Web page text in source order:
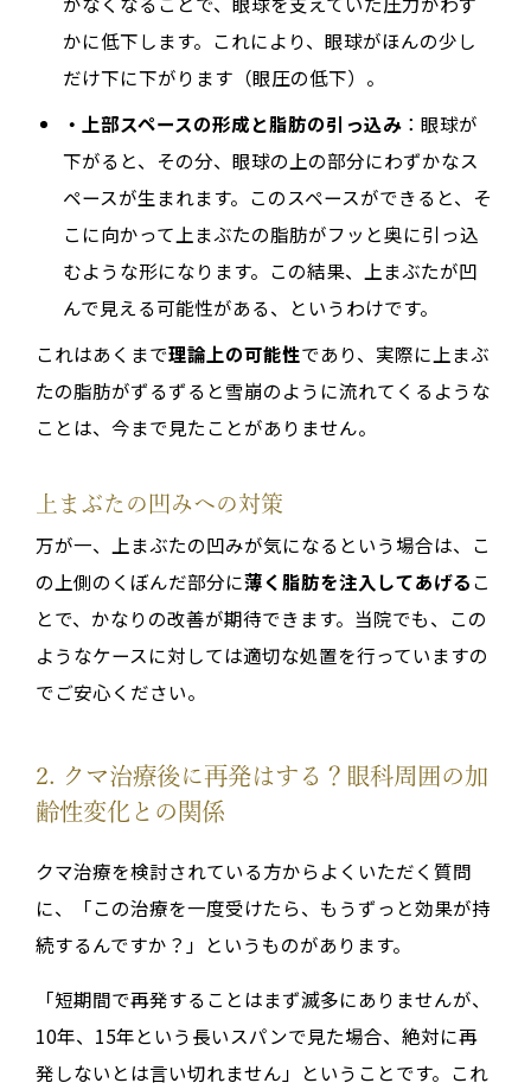
かに低下します。これにより、眼球がほんの少し
だけ下に下がります（眼圧の低下）。
・上部スペースの形成と脂肪の引っ込み ：眼球が
下がると、その分、眼球の上の部分にわずかなス
ペースが生まれます。このスペースができると、そ
こに向かって上まぶたの脂肪がフッと奥に引っ込
むような形になります。この結果、上まぶたが凹
んで見える可能性がある、というわけです。
これはあくまで理論上の可能性であり、実際に上まぶ
たの脂肪がずるずると雪崩のように流れてくるような
ことは、今まで見たことがありません。
上まぶたの凹みへの対策
万が一、上まぶたの凹みが気になるという場合は、こ
の上側のくぼんだ部分に薄く脂肪を注入してあげるこ
とで、かなりの改善が期待できます。当院でも、この
ようなケースに対しては適切な処置を行っていますの
でご安心ください。
2. クマ治療後に再発はする？眼科周囲の加
齢性変化との関係
クマ治療を検討されている方からよくいただく質問
に、「この治療を一度受けたら、もうずっと効果が持
続するんですか？」というものがあります。
「短期間で再発することはまず滅多にありませんが、
10年、15年という長いスパンで見た場合、絶対に再
発しないとは言い切れません」ということです。これ